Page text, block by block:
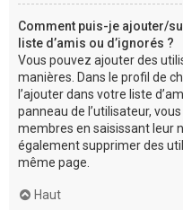
Comment puis-je ajouter/
liste d’amis ou d’ignorés ?
Vous pouvez ajouter des
manières. Dans le profil de
l’ajouter dans votre liste
panneau de l’utilisateur,
membres en saisissant leur
également supprimer des
même page.
Haut